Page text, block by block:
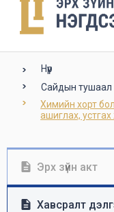
Нүүр
Сайдын тушаал
Химийн хорт
ашиглах,
Эрх зүйн акт
Хавсралт